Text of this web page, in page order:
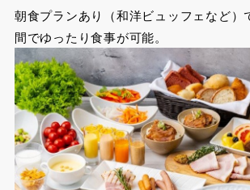
朝食プランあり（和洋ビュッフェなど）
間でゆったり食事が可能。